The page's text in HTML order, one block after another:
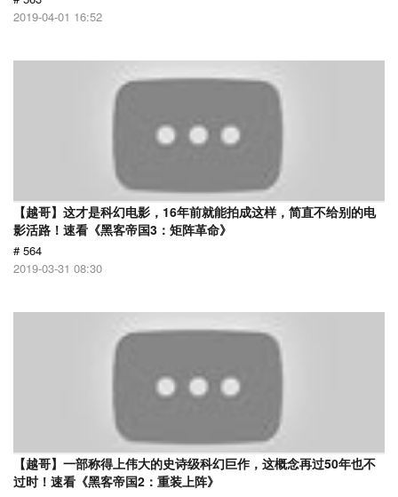
2019-04-01 16:52
【越哥】这才是科幻电影，16年前就能拍成这样，简直不给别的电
影活路！速看《黑客帝国3：矩阵革命》
# 564
2019-03-31 08:30
【越哥】一部称得上伟大的史诗级科幻巨作，这概念再过50年也不
过时！速看《黑客帝国2：重装上阵》